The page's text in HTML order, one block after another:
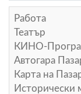
Работа
Театър
КИНО-
Автогара
Карта на
Исторически